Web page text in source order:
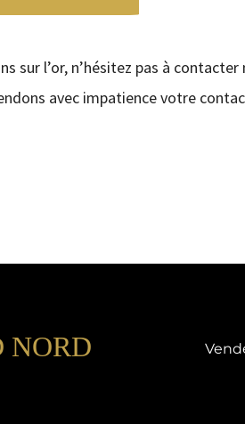
sur l’or, n’hésitez pas à
avec impatience votre
NORD